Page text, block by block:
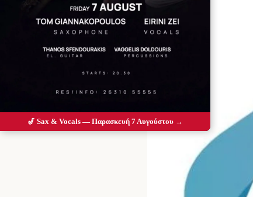
🎷 Sax & Vocals — Παρασκευή 7 Αυγούστου →